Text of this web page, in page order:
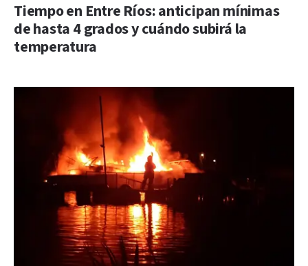
Tiempo en Entre Ríos: anticipan mínimas
de hasta 4 grados y cuándo subirá la
temperatura